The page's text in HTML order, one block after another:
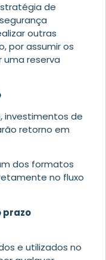
de
outras
por assumir os
uma reserva
investimentos de
retorno em
dos formatos
no fluxo
prazo
e utilizados no